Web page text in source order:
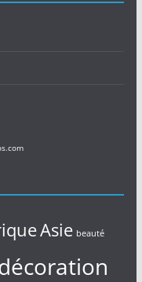
Asie beauté